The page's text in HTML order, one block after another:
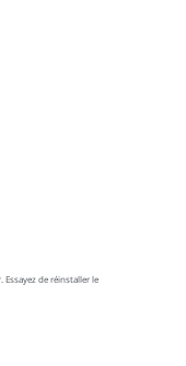
de réinstaller le